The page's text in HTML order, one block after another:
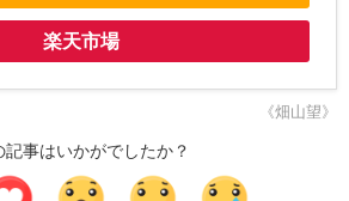
楽天市場
《畑山望》
記事はいかがでしたか？